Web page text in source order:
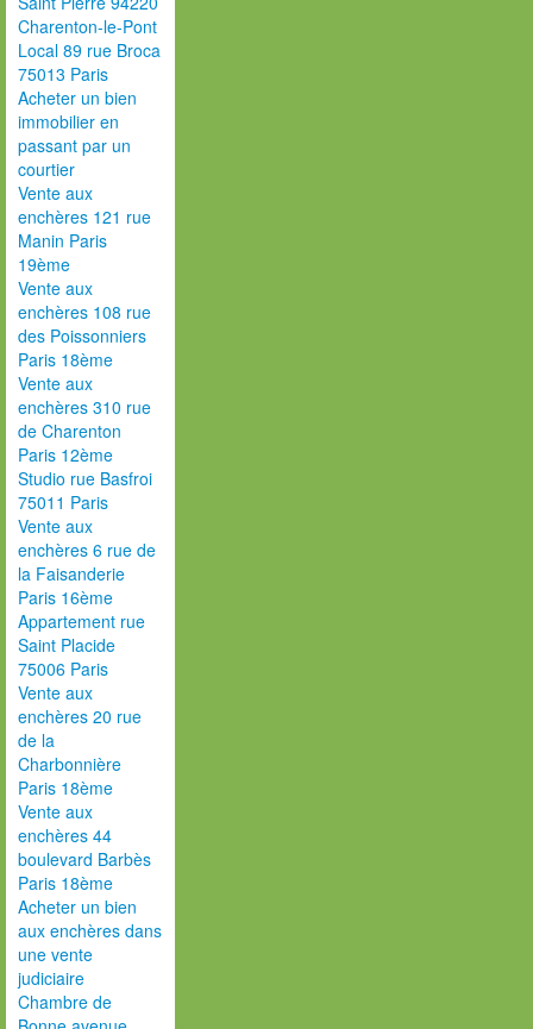
Charenton-le-Pont
Local 89 rue Broca
75013 Paris
Acheter un bien
immobilier en
passant par un
courtier
Vente aux
enchères 121 rue
Manin Paris
19ème
Vente aux
enchères 108 rue
des Poissonniers
Paris 18ème
Vente aux
enchères 310 rue
de Charenton
Paris 12ème
Studio rue Basfroi
75011 Paris
Vente aux
enchères 6 rue de
la Faisanderie
Paris 16ème
Appartement rue
Saint Placide
75006 Paris
Vente aux
enchères 20 rue
de la
Charbonnière
Paris 18ème
Vente aux
enchères 44
boulevard Barbès
Paris 18ème
Acheter un bien
aux enchères dans
une vente
judiciaire
Chambre de